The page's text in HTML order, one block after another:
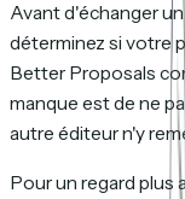
Avant d'échanger
déterminez si votre
Better Proposals
manque est de ne
autre éditeur n'y
Pour un regard plus